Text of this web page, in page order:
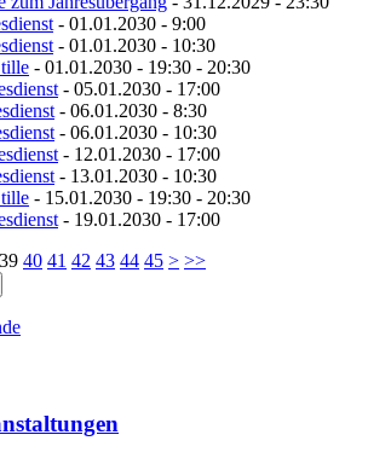
- 01.01.2030 - 9:00
- 01.01.2030 - 10:30
- 01.01.2030 - 19:30 - 20:30
- 05.01.2030 - 17:00
- 06.01.2030 - 8:30
- 06.01.2030 - 10:30
- 12.01.2030 - 17:00
- 13.01.2030 - 10:30
- 15.01.2030 - 19:30 - 20:30
- 19.01.2030 - 17:00
39 40 41 42 43 44 45 > >>